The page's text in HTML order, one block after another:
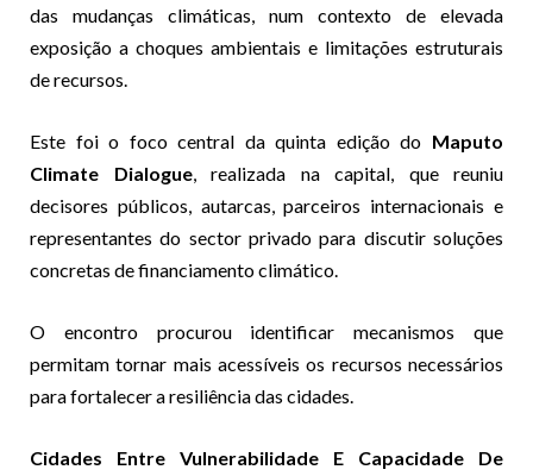
das mudanças climáticas, num contexto de elevada
exposição a choques ambientais e limitações estruturais
de recursos.
Este foi o foco central da quinta edição do Maputo
Climate Dialogue, realizada na capital, que reuniu
decisores públicos, autarcas, parceiros internacionais e
representantes do sector privado para discutir soluções
concretas de financiamento climático.
O encontro procurou identificar mecanismos que
permitam tornar mais acessíveis os recursos necessários
para fortalecer a resiliência das cidades.
Cidades Entre Vulnerabilidade E Capacidade De